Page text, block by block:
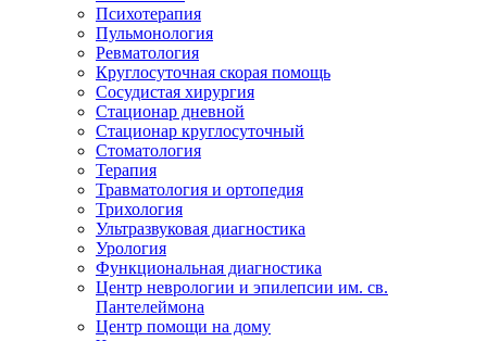
Психотерапия
Пульмонология
Ревматология
Круглосуточная скорая помощь
Сосудистая хирургия
Стационар дневной
Стационар круглосуточный
Стоматология
Терапия
Травматология и ортопедия
Трихология
Ультразвуковая диагностика
Урология
Функциональная диагностика
Центр неврологии и эпилепсии им. св.
Пантелеймона
Центр помощи на дому